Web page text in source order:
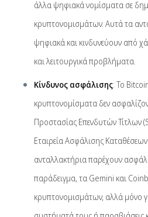
άλλα ψηφιακά νομίσματα σε
κρυπτονομισμάτων. Αυτά τα
ψηφιακά και κινδυνεύουν από
και λειτουργικά προβλήματα.
Κίνδυνος ασφάλισης: Το
κρυπτονομίσματα δεν
Προστασίας Επενδυτών Τίτλων
Εταιρεία Ασφάλισης
ανταλλακτήρια παρέχουν
παράδειγμα, τα Gemini και
κρυπτονομισμάτων, αλλά μόνο